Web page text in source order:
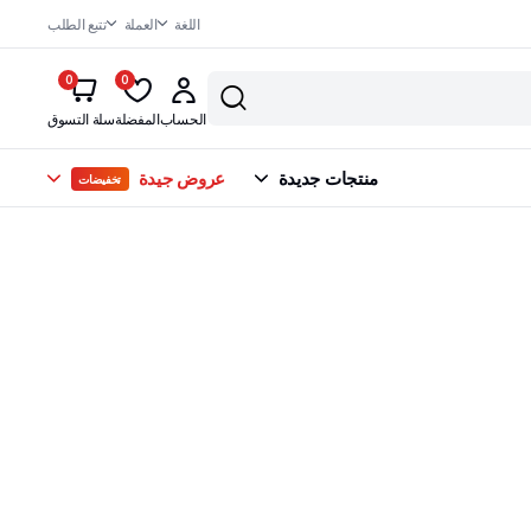
اللغة العملة تتبع الطلب
الحساب
0
المفضلة
0
سلة التسوق
منتجات جديدة عروض جيدة تخفيضات